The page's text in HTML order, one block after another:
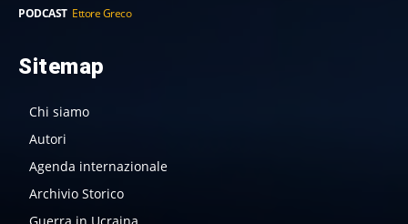
PODCAST Ettore Greco
Sitemap
Chi siamo
Autori
Agenda internazionale
Archivio Storico